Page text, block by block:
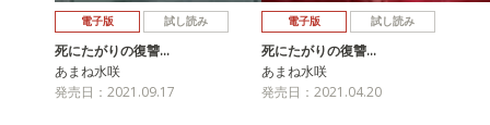
電子版 試し読み
死にたがりの復讐…
あまね水咲
発売日：2021.09.17
電子版 試し読み
死にたがりの復讐…
あまね水咲
発売日：2021.04.20